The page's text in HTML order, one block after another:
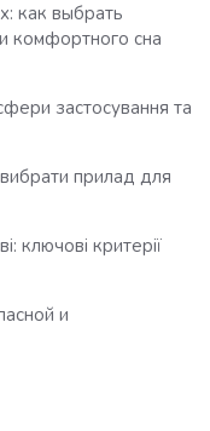
как выбрать
комфортного сна
застосування та
прилад для
ключові критерії
и